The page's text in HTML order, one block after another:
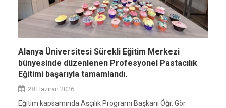
Alanya Üniversitesi Sürekli Eğitim Merkezi
bünyesinde düzenlenen Profesyonel Pastacılık
Eğitimi başarıyla tamamlandı.
28 Haziran 2026
Eğitim kapsamında Aşçılık Programı Başkanı Öğr. Gör.